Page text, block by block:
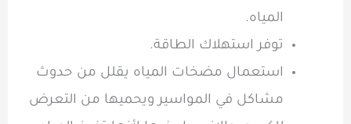
المياه.
توفر استهلاك الطاقة.
استعمال مضخات المياه يقلل من حدوث
مشاكل في المواسير ويحميها من التعرض